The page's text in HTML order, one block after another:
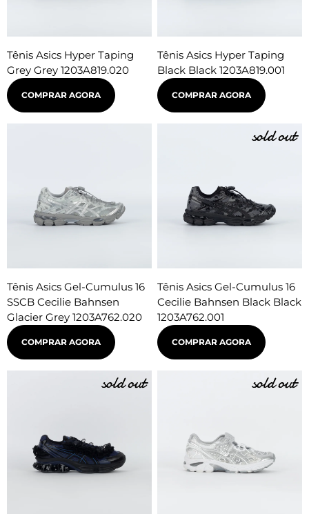
Tênis Asics Hyper Taping
Grey Grey 1203A819.020
COMPRAR AGORA
Tênis Asics Hyper Taping
Black Black 1203A819.001
COMPRAR AGORA
Tênis Asics Gel-Cumulus 16
SSCB Cecilie Bahnsen
Glacier Grey 1203A762.020
COMPRAR AGORA
Tênis Asics Gel-Cumulus 16
Cecilie Bahnsen Black Black
1203A762.001
COMPRAR AGORA